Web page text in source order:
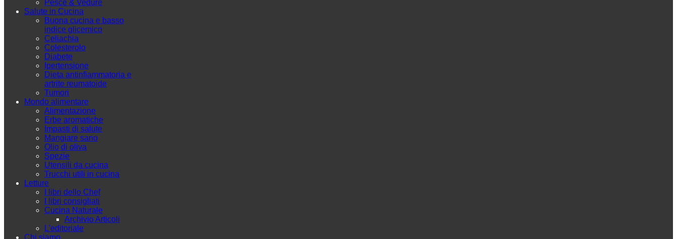
Pesce & Vedure
Salute in Cucina
Buona cucina e basso
indice glicemico
Celiachia
Colesterolo
Diabete
Ipertensione
Dieta antinfiammatoria e
artrite reumatoide
Tumori
Mondo alimentare
Alimentazione
Erbe aromatiche
Impasti di salute
Mangiare sano
Olio di oliva
Spezie
Utensili da cucina
Trucchi utili in cucina
Letture
I libri dello Chef
I libri consigliati
Cucina Naturale
Archivio Articoli
L'editoriale
Chi siamo